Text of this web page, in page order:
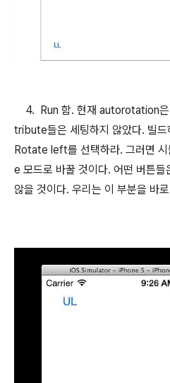
4. Run 함. 현재 autorotation
tribute들은 세팅하지 않았다. 빌
Rotate left를 선택하라. 그러면
e 모드로 바꿀 것이다. 어떤 버튼들
않을 것이다. 우리는 이 부분을 바